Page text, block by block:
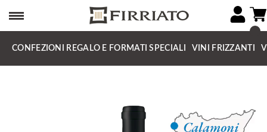
CONFEZIONI REGALO E FORMATI SPECIALI VINI FRIZZANTI